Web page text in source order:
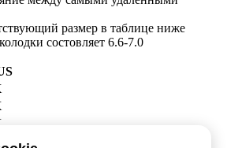
размер в таблице ниже
состовляет 6.6-7.0